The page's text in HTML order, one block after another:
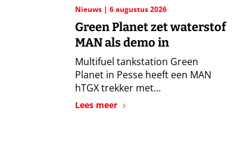
Nieuws 6 augustus 2026
Green Planet zet waterstof
MAN als demo in
Multifuel tankstation Green
Planet in Pesse heeft een MAN
hTGX trekker met...
Lees meer